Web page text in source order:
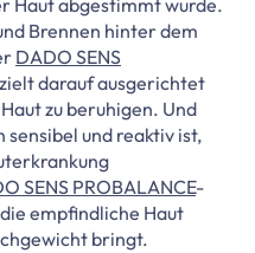
Haut abgestimmt wurde.
Brennen hinter dem
DADO SENS
darauf ausgerichtet
zu beruhigen. Und
und reaktiv ist,
SENS PROBALANCE-
empfindliche Haut
bringt.